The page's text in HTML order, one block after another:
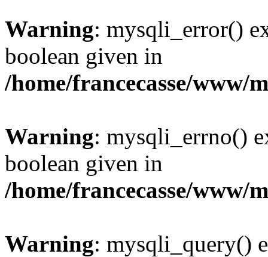
Warning: mysqli_error()
boolean given in
/home/francecasse/www/
Warning: mysqli_errno()
boolean given in
/home/francecasse/www/
Warning: mysqli_query()